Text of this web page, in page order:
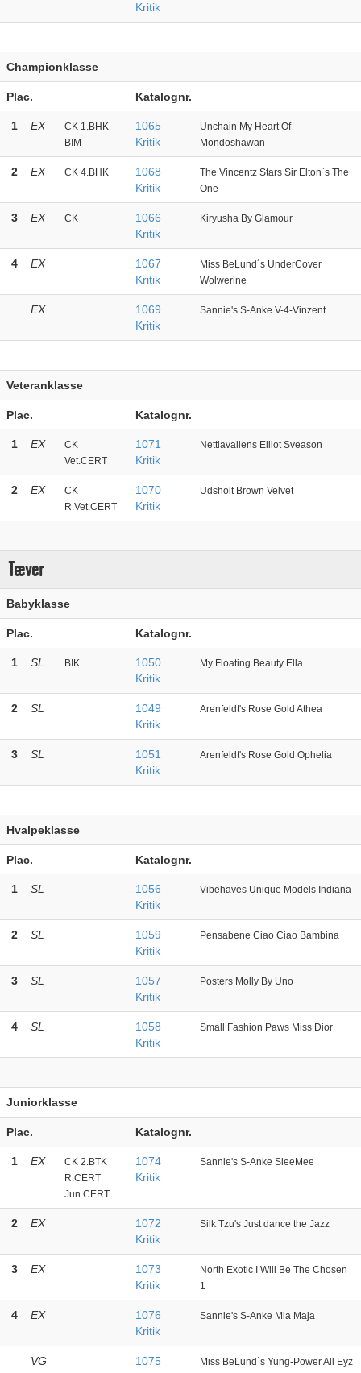
Kritik
Championklasse
Plac. Katalognr.
1 EX
CK 1.BHK
BIM
1065
Kritik
Unchain My Heart Of
Mondoshawan
2 EX CK 4.BHK
1068
Kritik
The Vincentz Stars Sir Elton`s The
One
3 EX CK
1066
Kritik
Kiryusha By Glamour
4 EX
1067
Kritik
Miss BeLund´s UnderCover
Wolwerine
EX
1069
Kritik
Sannie's S-Anke V-4-Vinzent
Veteranklasse
Plac. Katalognr.
1 EX
CK
Vet.CERT
1071
Kritik
Nettlavallens Elliot Sveason
2 EX
CK
R.Vet.CERT
1070
Kritik
Udsholt Brown Velvet
Tæver
Babyklasse
Plac. Katalognr.
1 SL BIK
1050
Kritik
My Floating Beauty Ella
2 SL
1049
Kritik
Arenfeldt's Rose Gold Athea
3 SL
1051
Kritik
Arenfeldt's Rose Gold Ophelia
Hvalpeklasse
Plac. Katalognr.
1 SL
1056
Kritik
Vibehaves Unique Models Indiana
2 SL
1059
Kritik
Pensabene Ciao Ciao Bambina
3 SL
1057
Kritik
Posters Molly By Uno
4 SL
1058
Kritik
Small Fashion Paws Miss Dior
Juniorklasse
Plac. Katalognr.
1 EX
CK 2.BTK
R.CERT
Jun.CERT
1074
Kritik
Sannie's S-Anke SieeMee
2 EX
1072
Kritik
Silk Tzu's Just dance the Jazz
3 EX
1073
Kritik
North Exotic I Will Be The Chosen
1
4 EX
1076
Kritik
Sannie's S-Anke Mia Maja
VG
1075
Miss BeLund´s Yung-Power All Eyz